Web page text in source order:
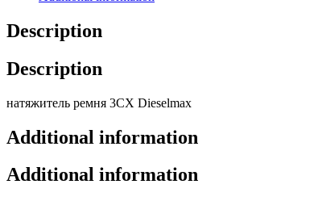
Description
Description
натяжитель ремня 3СХ Dieselmax
Additional information
Additional information